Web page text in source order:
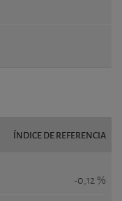
ÍNDICE DE REFERENCIA
-0,12 %